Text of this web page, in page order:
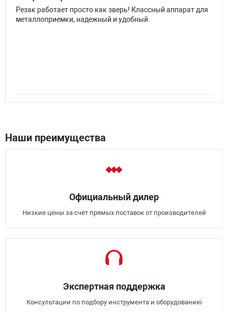
Резак работает просто как зверь! Классный аппарат для
металлоприемки, надежный и удобный.
Наши преимущества
Официальный дилер
Низкие цены за счёт прямых поставок от производителей
Экспертная поддержка
Консультации по подбору инструмента и оборудованию